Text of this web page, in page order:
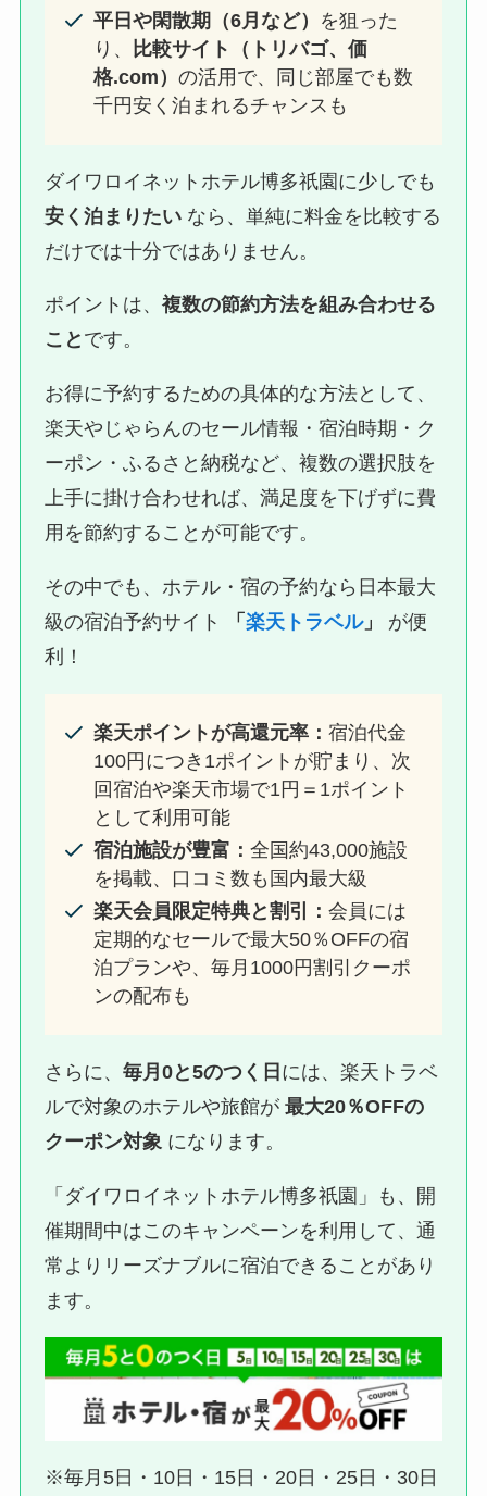
平日や閑散期（6月など） を狙った
り、
比較サイト（トリバゴ、価
格.com）の活用で、同じ部屋でも数
千円安く泊まれるチャンスも
ダイワロイネットホテル博多祇園に少しでも
安く泊まりたい なら、単純に料金を比較する
だけでは十分ではありません。
ポイントは、複数の節約方法を組み合わせる
こと です。
お得に予約するための具体的な方法として、
楽天やじゃらんのセール情報・宿泊時期・ク
ーポン・ふるさと納税など、複数の選択肢を
上手に掛け合わせれば、満足度を下げずに費
用を節約することが可能です。
その中でも、ホテル・宿の予約なら日本最大
級の宿泊予約サイト
「楽天トラベル」
が便
利！
楽天ポイントが高還元率：宿泊代金
100円につき1ポイントが貯まり、次
回宿泊や楽天市場で1円＝1ポイント
として利用可能
宿泊施設が豊富：全国約43,000施設
を掲載、口コミ数も国内最大級
楽天会員限定特典と割引：会員には
定期的なセールで最大50％OFFの宿
泊プランや、毎月1000円割引クーポ
ンの配布も
さらに、毎月0と5のつく日 には、楽天トラベ
ルで対象のホテルや旅館が最大20％OFFの
クーポン対象 になります。
「ダイワロイネットホテル博多祇園」も、開
催期間中はこのキャンペーンを利用して、通
常よりリーズナブルに宿泊できることがあり
ます。
※毎月5日・10日・15日・20日・25日・30日